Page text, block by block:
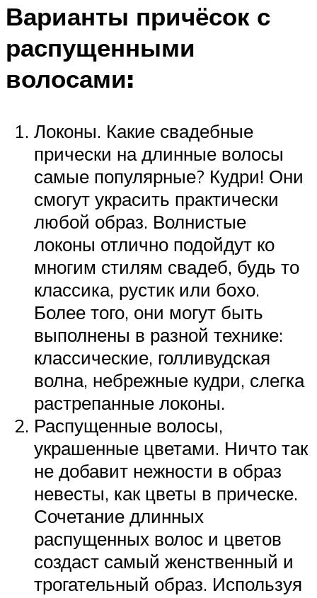
Варианты причёсок с
распущенными
волосами:
Локоны. Какие свадебные
прически на длинные волосы
самые популярные? Кудри! Они
смогут украсить практически
любой образ. Волнистые
локоны отлично подойдут ко
многим стилям свадеб, будь то
классика, рустик или бохо.
Более того, они могут быть
выполнены в разной технике:
классические, голливудская
волна, небрежные кудри, слегка
растрепанные локоны.
Распущенные волосы,
украшенные цветами. Ничто так
не добавит нежности в образ
невесты, как цветы в прическе.
Сочетание длинных
распущенных волос и цветов
создаст самый женственный и
трогательный образ. Используя